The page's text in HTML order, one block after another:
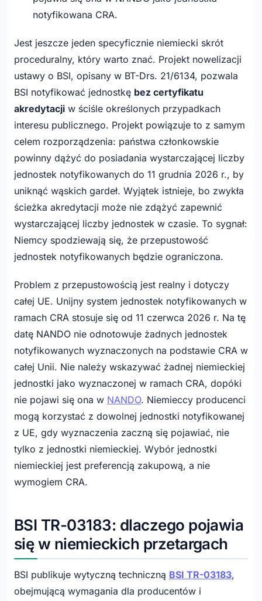
notyfikowana CRA.
Jest jeszcze jeden specyficznie niemiecki skrót
proceduralny, który warto znać. Projekt nowelizacji
ustawy o BSI, opisany w BT-Drs. 21/6134, pozwala
BSI notyfikować jednostkę bez certyfikatu
akredytacji w ściśle określonych przypadkach
interesu publicznego. Projekt powiązuje to z samym
celem rozporządzenia: państwa członkowskie
powinny dążyć do posiadania wystarczającej liczby
jednostek notyfikowanych do 11 grudnia 2026 r., by
uniknąć wąskich gardeł. Wyjątek istnieje, bo zwykła
ścieżka akredytacji może nie zdążyć zapewnić
wystarczającej liczby jednostek w czasie. To sygnał:
Niemcy spodziewają się, że przepustowość
jednostek notyfikowanych będzie ograniczona.
Problem z przepustowością jest realny i dotyczy
całej UE. Unijny system jednostek notyfikowanych w
ramach CRA stosuje się od 11 czerwca 2026 r. Na tę
datę NANDO nie odnotowuje żadnych jednostek
notyfikowanych wyznaczonych na podstawie CRA w
całej Unii. Nie należy wskazywać żadnej niemieckiej
jednostki jako wyznaczonej w ramach CRA, dopóki
nie pojawi się ona w NANDO. Niemieccy producenci
mogą korzystać z dowolnej jednostki notyfikowanej
z UE, gdy wyznaczenia zaczną się pojawiać, nie
tylko z jednostki niemieckiej. Wybór jednostki
niemieckiej jest preferencją zakupową, a nie
wymogiem CRA.
BSI TR-03183: dlaczego pojawia
się w niemieckich przetargach
BSI publikuje wytyczną techniczną BSI TR-03183,
obejmującą wymagania dla producentów i